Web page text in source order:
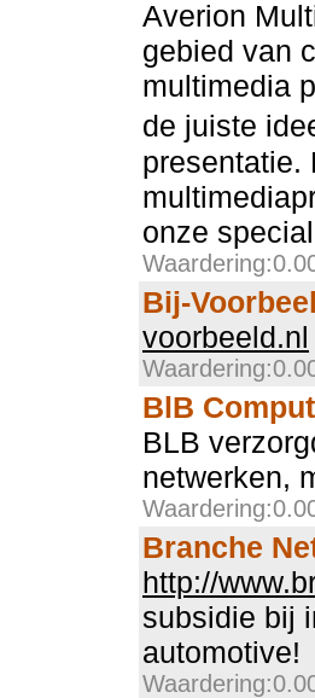
Averion
gebied van
multimedia
de juiste
presentatie.
onze
Bij-
voorbeeld.nl
BlB
BLB
netwerken,
Branche
http://
subsidie bij
automotive!